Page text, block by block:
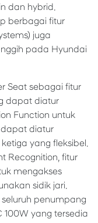
dan hybrid.
berbagai fitur
juga
pada Hyundai
Seat sebagai fitur
dapat diatur
Function untuk
diatur
yang fleksibel.
Recognition, fitur
mengakses
sidik jari.
penumpang
yang tersedia